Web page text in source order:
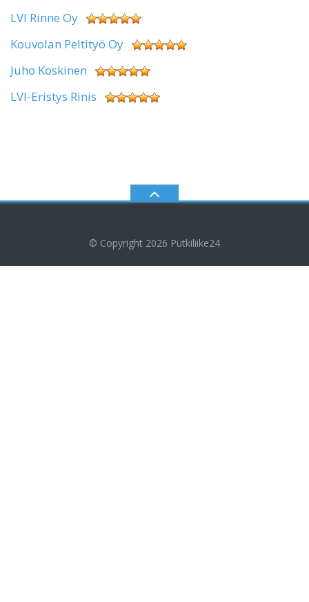
LVI Rinne Oy
Kouvolan Peltityö Oy
Juho Koskinen
LVI-Eristys Rinis
© Copyright 2026 Putkiliike24